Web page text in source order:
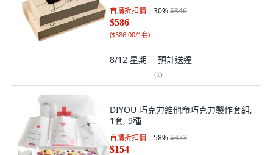
首購折扣價 30%$846
$586
($586.00/1套)
8/12 星期三 預計送達
(1)
DIYOU 巧克力維他命巧克力製作套組,
1套, 9種
首購折扣價 58%$373
$154